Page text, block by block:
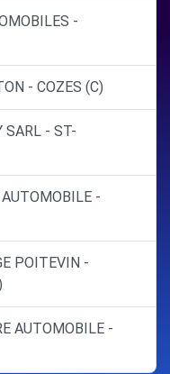
-
- COZES (C)
SARL - ST-
-
POITEVIN -
AUTOMOBILE -